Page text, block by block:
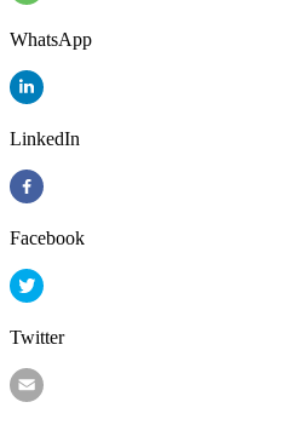
WhatsApp
LinkedIn
Facebook
Twitter